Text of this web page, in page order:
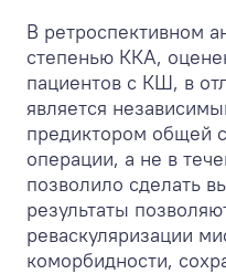
В ретроспективном
степенью ККА,
пациентов с КШ, в
является
предиктором общей
операции, а не в
позволило сделать
результаты
реваскуляризации
коморбидности,